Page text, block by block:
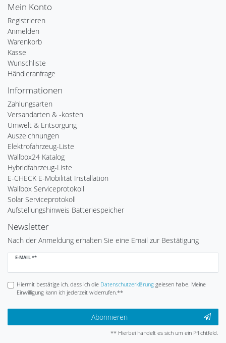
Mein Konto
Registrieren
Anmelden
Warenkorb
Kasse
Wunschliste
Händleranfrage
Informationen
Zahlungsarten
Versandarten & -kosten
Umwelt & Entsorgung
Auszeichnungen
Elektrofahrzeug-Liste
Wallbox24 Katalog
Hybridfahrzeug-Liste
E-CHECK E-Mobilität Installation
Wallbox Serviceprotokoll
Solar Serviceprotokoll
Aufstellungshinweis Batteriespeicher
Newsletter
Nach der Anmeldung erhalten Sie eine Email zur Bestätigung
E-MAIL **
Newsletter
Hiermit bestätige ich, dass ich die Daten­schutz­erklärunggelesen habe. Meine
Einwilligung kann ich jederzeit widerrufen.**
Abonnieren
** Hierbei handelt es sich um ein Pflichtfeld.